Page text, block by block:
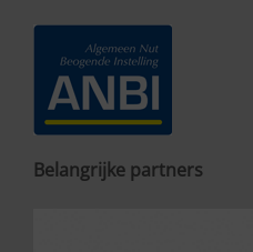
Belangrijke partners